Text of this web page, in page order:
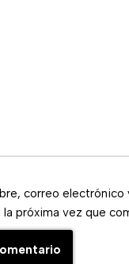
correo electrónico
la próxima vez que